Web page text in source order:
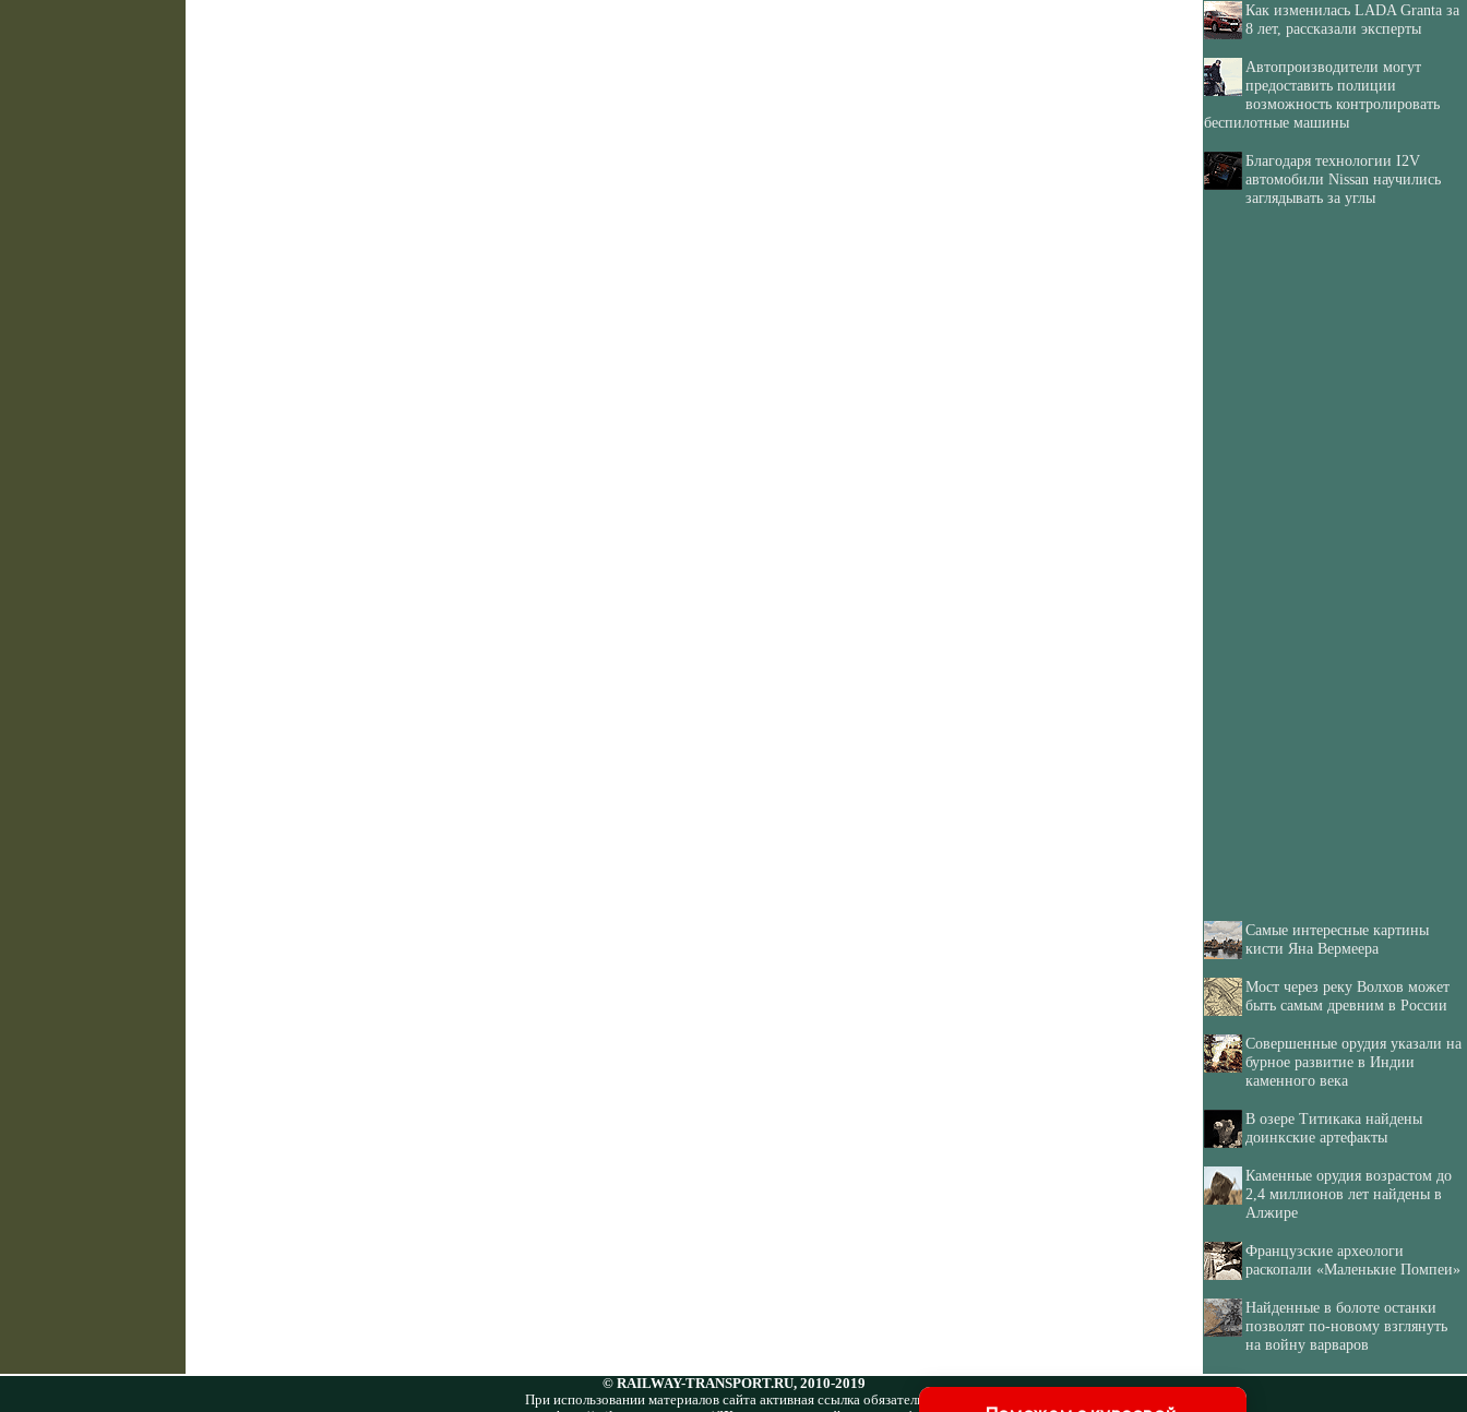
Как изменилась LADA Granta за
8 лет, рассказали эксперты
Автопроизводители могут
предоставить полиции
возможность контролировать
беспилотные машины
Благодаря технологии I2V
автомобили Nissan научились
заглядывать за углы
Самые интересные картины
кисти Яна Вермеера
Мост через реку Волхов может
быть самым древним в России
Совершенные орудия указали на
бурное развитие в Индии
каменного века
В озере Титикака найдены
доинкские артефакты
Каменные орудия возрастом до
2,4 миллионов лет найдены в
Алжире
Французские археологи
раскопали «Маленькие Помпеи»
Найденные в болоте останки
позволят по-новому взглянуть
на войну варваров
© RAILWAY-TRANSPORT.RU, 2010-2019
При использовании материалов сайта активная ссылка обязательна: